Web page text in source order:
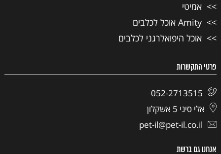
אמיטי
Amity אוכל לכלבים
אוכל היפואלרגני לכלבים
פרטי התקשרות
052-2713515
אלי סיני 5 אשקלון
pet-il@pet-il.co.il
אנחנו גם ברשת